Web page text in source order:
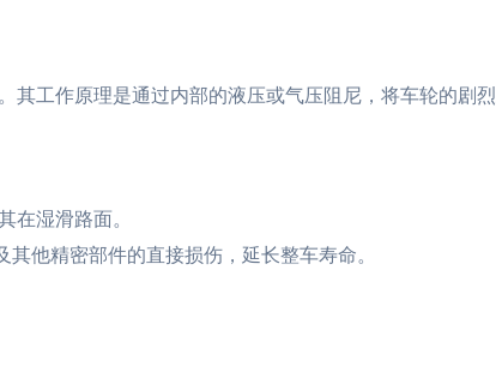
工作原理是通过内部的液压或气压阻尼，将车轮的剧
在湿滑路面。
他精密部件的直接损伤，延长整车寿命。